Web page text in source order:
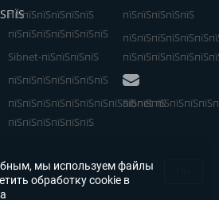
пїЅпїЅпїЅпїЅпїЅпїЅ
пїЅпїЅпїЅпїЅпїЅпїЅпїЅ
Sibnet-пїЅпїЅпїЅпїЅ
пїЅпїЅпїЅпїЅпїЅ
пїЅпїЅпїЅпїЅпїЅпїЅпїЅ
пїЅпїЅпїЅпїЅпїЅпїЅпїЅпїЅпїЅпїЅпїЅ
пїЅпїЅпїЅпїЅпїЅпїЅ
Sibnet
мы используем файлы
обработку cookie в